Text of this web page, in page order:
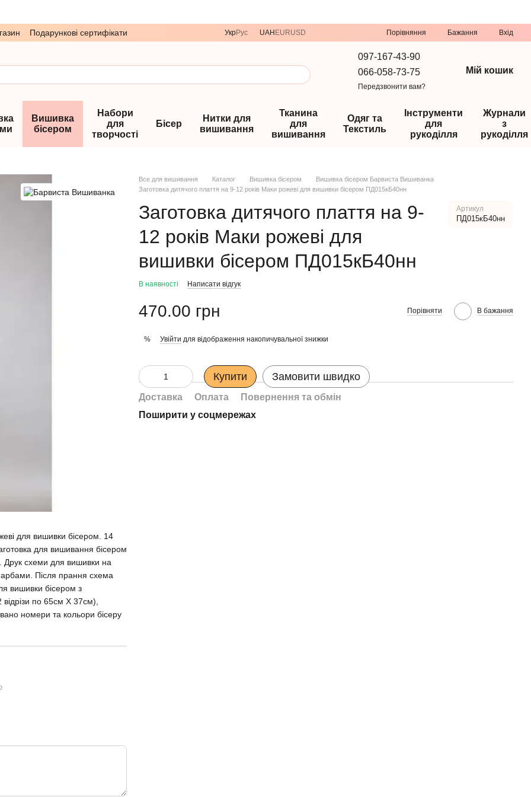
Подарункові сертифікати УкрРус UAH EURUSD Порівняння Бажання Вхід
097-167-43-90
066-058-73-75
Передзвонити вам?
Мій кошик
Вишивка
бісером
Набори
для
творчості
Бісер
Нитки для
вишивання
Тканина
для
вишивання
Одяг та
Текстиль
Інструменти
для
рукоділля
Журнали
з
рукоділля
для вишивки бісером. 14
для вишивання бісером
Друк схеми для вишивки на
Після прання схема
вишивки бісером з
по 65cм Х 37cм),
номери та кольори бісеру
Все для вишивання Каталог Вишивка бісером
Вишивка бісером Барвиста Вишиванка
Заготовка дитячого плаття на 9-12 років Маки рожеві для вишивки бісером ПД015кБ40нн
Заготовка дитячого плаття на 9-
12 років Маки рожеві для
вишивки бісером ПД015кБ40нн
Артикул
ПД015кБ40нн
В наявності Написати відгук
470.00 грн Порівняти В бажання
% Увійти для відображення накопичувальної знижки
Купити Замовити швидко
Доставка Оплата
Повернення та обмін
Поширити у соцмережах